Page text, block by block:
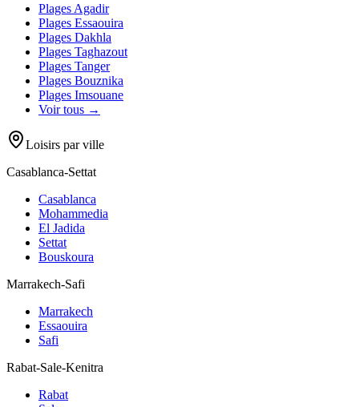
Plages Agadir
Plages Essaouira
Plages Dakhla
Plages Taghazout
Plages Tanger
Plages Bouznika
Plages Imsouane
Voir tous →
Loisirs par ville
Casablanca-Settat
Casablanca
Mohammedia
El Jadida
Settat
Bouskoura
Marrakech-Safi
Marrakech
Essaouira
Safi
Rabat-Sale-Kenitra
Rabat